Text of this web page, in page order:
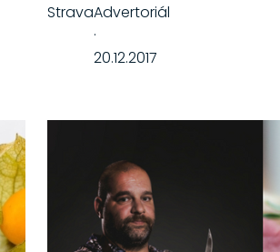
StravaAdvertoriál
·
20.12.2017